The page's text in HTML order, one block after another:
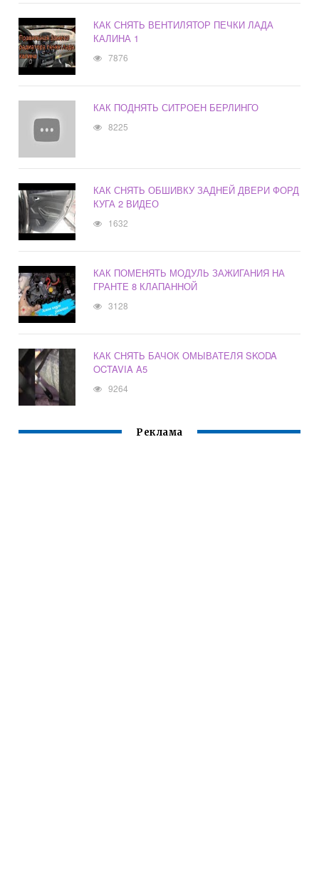
КАК СНЯТЬ ВЕНТИЛЯТОР ПЕЧКИ ЛАДА
КАЛИНА 1
7876
КАК ПОДНЯТЬ СИТРОЕН БЕРЛИНГО
8225
КАК СНЯТЬ ОБШИВКУ ЗАДНЕЙ ДВЕРИ ФОРД
КУГА 2 ВИДЕО
1632
КАК ПОМЕНЯТЬ МОДУЛЬ ЗАЖИГАНИЯ НА
ГРАНТЕ 8 КЛАПАННОЙ
3128
КАК СНЯТЬ БАЧОК ОМЫВАТЕЛЯ SKODA
OCTAVIA A5
9264
Реклама